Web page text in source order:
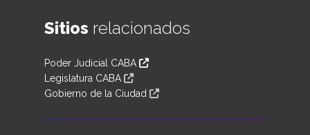
Sitios relacionados
Poder Judicial CABA
Legislatura CABA
Gobierno de la Ciudad